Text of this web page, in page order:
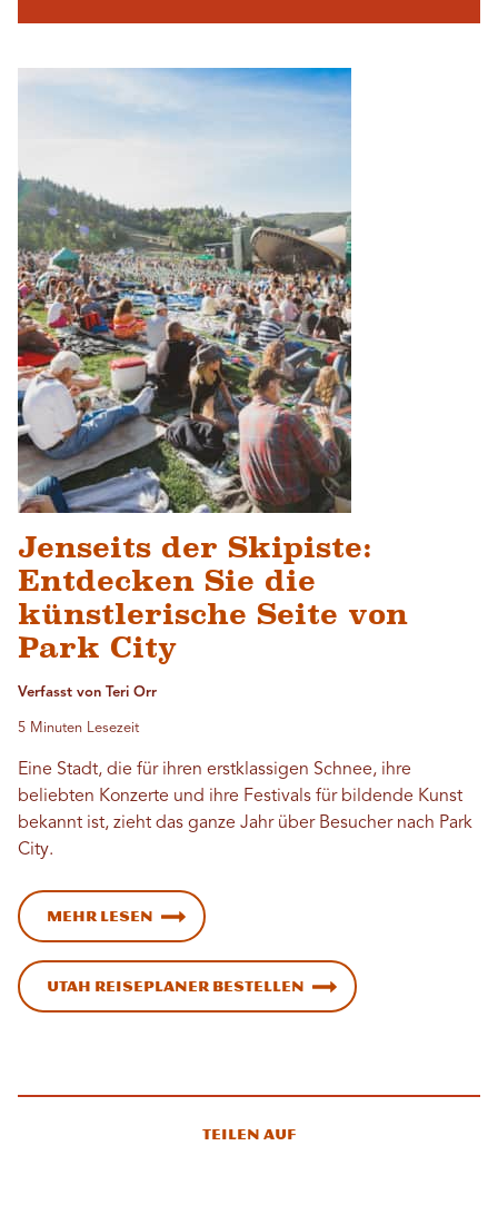
Jenseits der Skipiste:
Entdecken Sie die
künstlerische Seite von
Park City
Verfasst von Teri Orr
5 Minuten Lesezeit
Eine Stadt, die für ihren erstklassigen Schnee, ihre
beliebten Konzerte und ihre Festivals für bildende Kunst
bekannt ist, zieht das ganze Jahr über Besucher nach Park
City.
Mehr lesen
Utah Reiseplaner bestellen
Teilen auf